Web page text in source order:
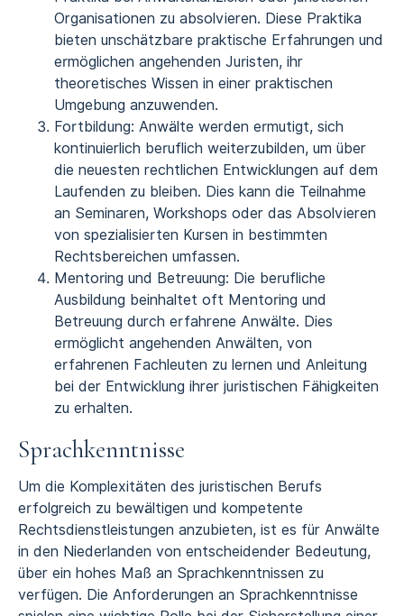
Organisationen zu absolvieren. Diese Praktika
bieten unschätzbare praktische Erfahrungen und
ermöglichen angehenden Juristen, ihr
theoretisches Wissen in einer praktischen
Umgebung anzuwenden.
Fortbildung: Anwälte werden ermutigt, sich
kontinuierlich beruflich weiterzubilden, um über
die neuesten rechtlichen Entwicklungen auf dem
Laufenden zu bleiben. Dies kann die Teilnahme
an Seminaren, Workshops oder das Absolvieren
von spezialisierten Kursen in bestimmten
Rechtsbereichen umfassen.
Mentoring und Betreuung: Die berufliche
Ausbildung beinhaltet oft Mentoring und
Betreuung durch erfahrene Anwälte. Dies
ermöglicht angehenden Anwälten, von
erfahrenen Fachleuten zu lernen und Anleitung
bei der Entwicklung ihrer juristischen Fähigkeiten
zu erhalten.
Sprachkenntnisse
Um die Komplexitäten des juristischen Berufs
erfolgreich zu bewältigen und kompetente
Rechtsdienstleistungen anzubieten, ist es für Anwälte
in den Niederlanden von entscheidender Bedeutung,
über ein hohes Maß an Sprachkenntnissen zu
verfügen. Die Anforderungen an Sprachkenntnisse